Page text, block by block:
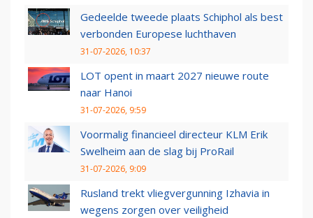
Gedeelde tweede plaats Schiphol als best
verbonden Europese luchthaven
31-07-2026, 10:37
LOT opent in maart 2027 nieuwe route
naar Hanoi
31-07-2026, 9:59
Voormalig financieel directeur KLM Erik
Swelheim aan de slag bij ProRail
31-07-2026, 9:09
Rusland trekt vliegvergunning Izhavia in
wegens zorgen over veiligheid